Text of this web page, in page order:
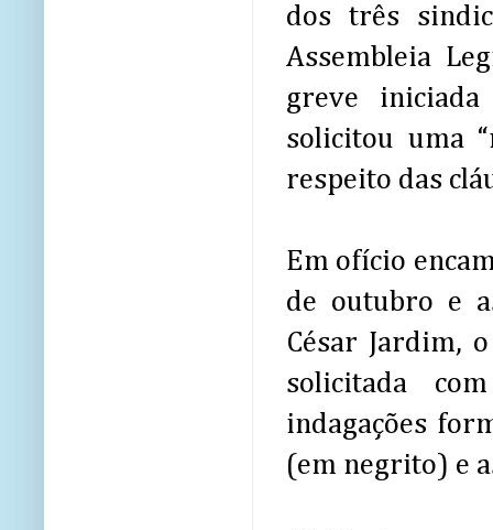
dos três
Assembleia
greve
solicitou uma
respeito das
Em ofício
de outubro e
César Jardim,
solicitada
indagações
(em negrito) e